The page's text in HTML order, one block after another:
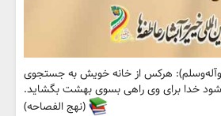
هرکس از خانه خویش به جستجوی
خدا برای وی راهی بسوی بهشت بگشاید.
(نهج الفصاحه)